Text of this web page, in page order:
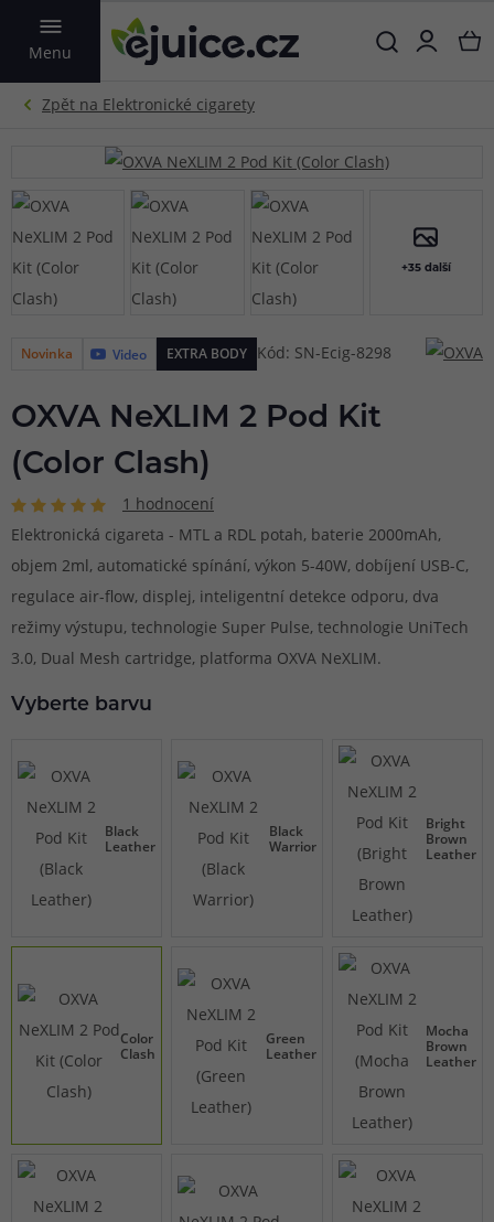
Menu
VYHLEDAT
+35 další
Novinka Video EXTRA BODY Kód: SN-Ecig-8298
OXVA NeXLIM 2 Pod Kit
(Color Clash)
1 hodnocení
Elektronická cigareta - MTL a RDL potah, baterie 2000mAh,
objem 2ml, automatické spínání, výkon 5-40W, dobíjení USB-C,
regulace air-flow, displej, inteligentní detekce odporu, dva
režimy výstupu, technologie Super Pulse, technologie UniTech
3.0, Dual Mesh cartridge, platforma OXVA NeXLIM.
Vyberte barvu
Black
Leather
Black
Warrior
Bright
Brown
Leather
Color
Clash
Green
Leather
Mocha
Brown
Leather